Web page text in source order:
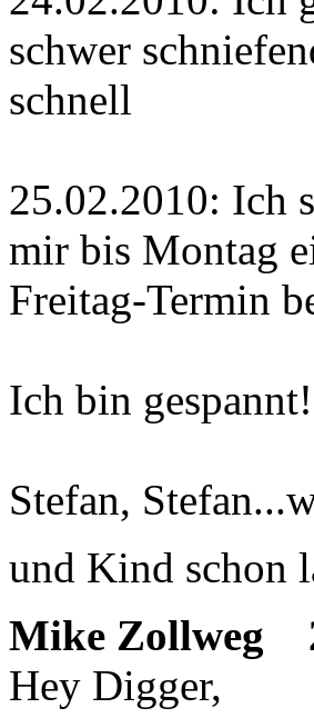
schwer
schnell
25.02.2010: Ich
mir bis Montag
Freitag-Termin
Ich bin gespannt!
Stefan,
und Kind schon
Mike Zollweg
Hey Digger,